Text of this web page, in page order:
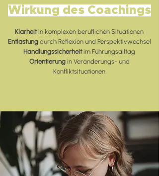
Wirkung des Coachings
Klarheitin komplexen beruflichen Situationen
Entlastung durch Reflexion und Perspektivwechsel
Handlungssicherheitim Führungsalltag
Orientierung in Veränderungs- und
Konfliktsituationen